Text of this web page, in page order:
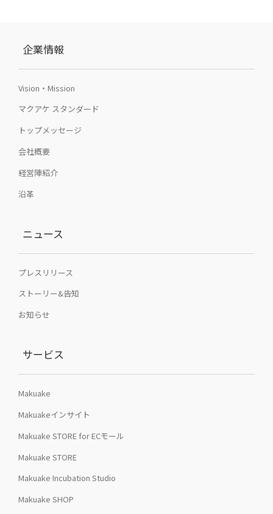
企業情報
Vision・Mission
マクアケ スタンダード
トップメッセージ
会社概要
経営陣紹介
沿革
ニュース
プレスリリース
ストーリー&告知
お知らせ
サービス
Makuake
Makuakeインサイト
Makuake STORE for ECモール
Makuake STORE
Makuake Incubation Studio
Makuake SHOP